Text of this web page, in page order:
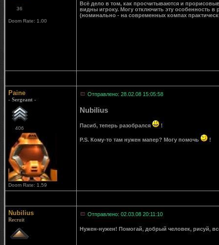
36
Doom Rate: 1.00
Всё дело в том, как просчитываются и
видны игроку. Могу отключить эту особенность в
(номинально - на современных компах
Paine
- Sergeant -
406
Doom Rate: 1.59
Отправлено: 28.02.08 15:05:58
Nubilius
Пасиб, теперь разобрался !
P.S. Кому-то там нужен мапер? Могу помочь !
Nubilius
Recruit
Отправлено: 02.03.08 20:11:10
Нужен-нужен! Помогай, добрый человек, рисуй,